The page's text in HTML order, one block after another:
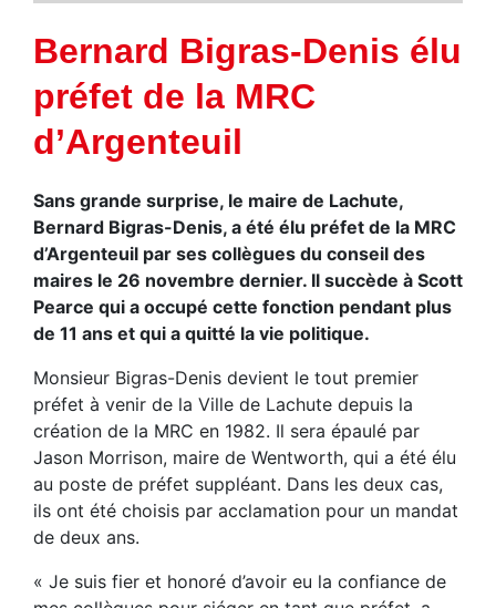
Bernard Bigras-Denis élu
préfet de la MRC
d’Argenteuil
Sans grande surprise, le maire de Lachute,
Bernard Bigras-Denis, a été élu préfet de la MRC
d’Argenteuil par ses collègues du conseil des
maires le 26 novembre dernier. Il succède à Scott
Pearce qui a occupé cette fonction pendant plus
de 11 ans et qui a quitté la vie politique.
Monsieur Bigras-Denis devient le tout premier
préfet à venir de la Ville de Lachute depuis la
création de la MRC en 1982. Il sera épaulé par
Jason Morrison, maire de Wentworth, qui a été élu
au poste de préfet suppléant. Dans les deux cas,
ils ont été choisis par acclamation pour un mandat
de deux ans.
« Je suis fier et honoré d’avoir eu la confiance de